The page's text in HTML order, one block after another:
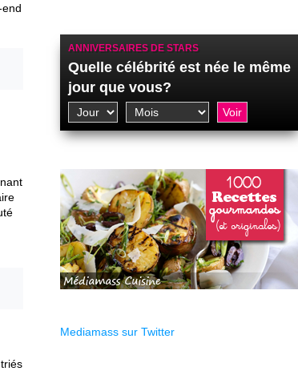
ANNIVERSAIRES DE STARS
Quelle célébrité est née le même
jour que vous?
Mediamass sur Twitter